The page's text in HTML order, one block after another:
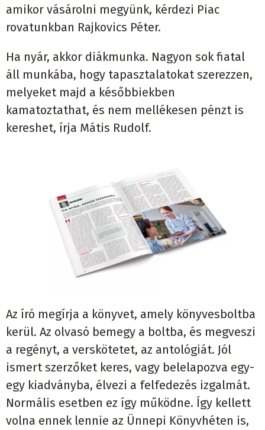
amikor vásárolni megyünk, kérdezi Piac
rovatunkban Rajkovics Péter.
Ha nyár, akkor diákmunka. Nagyon sok fiatal
áll munkába, hogy tapasztalatokat szerezzen,
melyeket majd a későbbiekben
kamatoztathat, és nem mellékesen pénzt is
kereshet, írja Mátis Rudolf.
Az író megírja a könyvet, amely könyvesboltba
kerül. Az olvasó bemegy a boltba, és megveszi
a regényt, a verskötetet, az antológiát. Jól
ismert szerzőket keres, vagy belelapozva egy-
egy kiadványba, élvezi a felfedezés izgalmát.
Normális esetben ez így működne. Így kellett
volna ennek lennie az Ünnepi Könyvhéten is,